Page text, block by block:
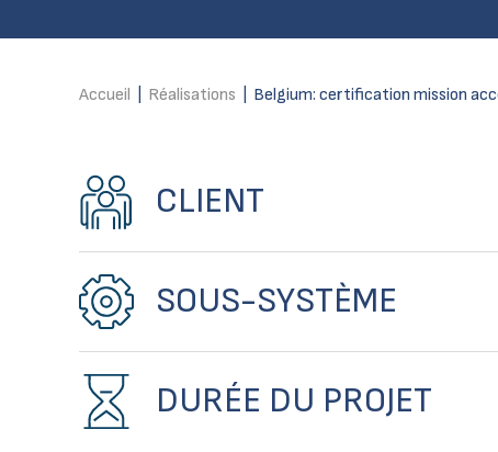
Accueil Réalisations Belgium: certification mission
CLIENT
SOUS-SYSTÈME
DURÉE DU PROJET